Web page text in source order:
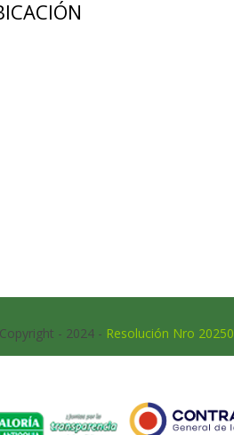
Copyright - 2024 - Resolución Nro